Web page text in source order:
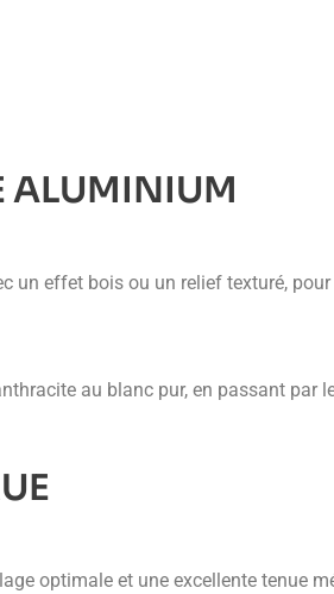
ALUMINIUM
un effet bois ou un relief texturé,
au blanc pur, en passant par
optimale et une excellente tenue